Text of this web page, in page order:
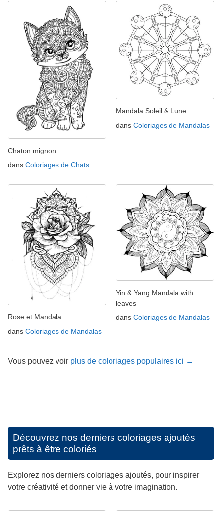
Chaton mignon
dans Coloriages de Chats
Mandala Soleil & Lune
dans Coloriages de Mandalas
Rose et Mandala
dans Coloriages de Mandalas
Yin & Yang Mandala with
leaves
dans Coloriages de Mandalas
Vous pouvez voir plus de coloriages populaires ici →
Découvrez nos derniers coloriages ajoutés
prêts à être coloriés
Explorez nos derniers coloriages ajoutés, pour inspirer
votre créativité et donner vie à votre imagination.